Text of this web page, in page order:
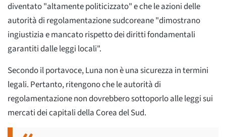
diventato "altamente politicizzato" e che le azioni delle
autorità di regolamentazione sudcoreane "dimostrano
ingiustizia e mancato rispetto dei diritti fondamentali
garantiti dalle leggi locali".
Secondo il portavoce, Luna non è una sicurezza in termini
legali. Pertanto, ritengono che le autorità di
regolamentazione non dovrebbero sottoporlo alle leggi sui
mercati dei capitali della Corea del Sud.